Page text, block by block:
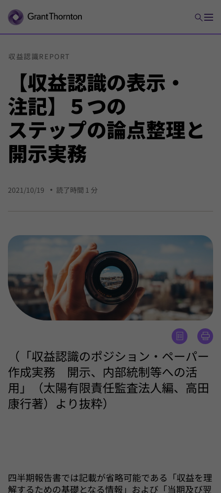
【収益認識の表示・
注記】５つの
ステップの論点整理と
開示実務
収益認識REPORT
2021/10/19 読了時間 1 分
（「収益認識のポジション・ペーパー
作成実務 開示、内部統制等への活
用」（太陽有限責任監査法人編、高田
康行著）より抜粋）
四半期報告書では記載が省略可能である「収益を理
解するための基礎となる情報」および「当期及び翌